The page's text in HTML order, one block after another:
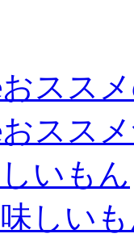
おスス
おスス
いもん
しい